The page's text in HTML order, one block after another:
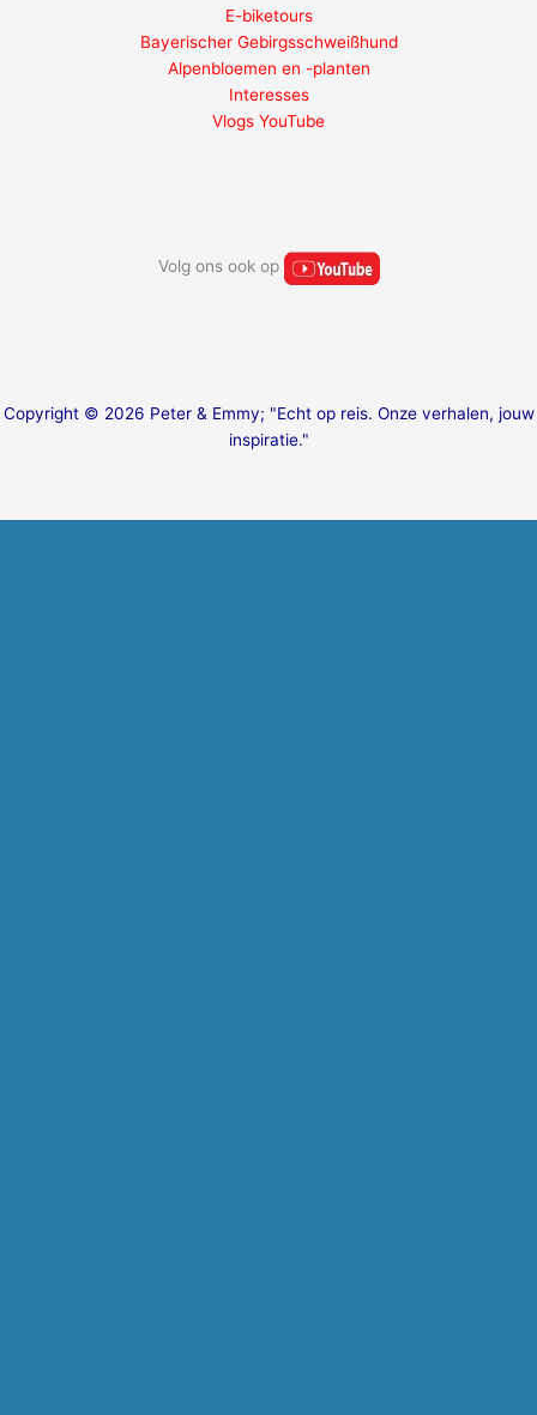
E-biketours
Bayerischer Gebirgsschweißhund
Alpenbloemen en -planten
Interesses
Vlogs YouTube
Volg ons ook op
Copyright © 2026 Peter & Emmy; "Echt op reis. Onze verhalen, jouw
inspiratie."